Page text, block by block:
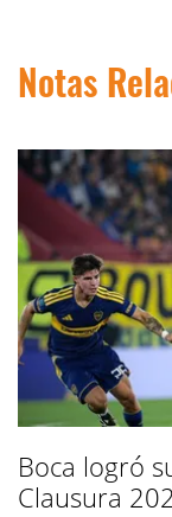
Notas
Boca logró
Clausura